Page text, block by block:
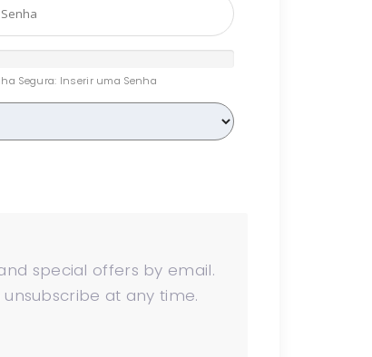
Segura: Inserir uma Senha
special offers by email.
at any time.